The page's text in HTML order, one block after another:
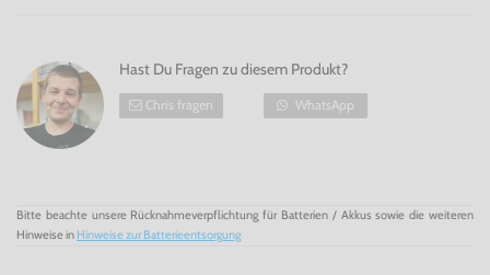
Hast Du Fragen zu diesem Produkt?
Chris fragen WhatsApp
Bitte beachte unsere Rücknahmeverpflichtung für Batterien / Akkus sowie die weiteren
Hinweise in Hinweise zur Batterieentsorgung